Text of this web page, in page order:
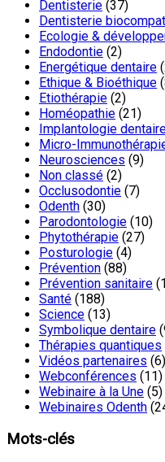
Dentisterie (37)
Dentisterie
Ecologie &
Endodontie (2)
Energétique dentaire
Ethique & Bioéthique
Etiothérapie (2)
Homéopathie (21)
Implantologie
Micro-
Neurosciences (9)
Non classé (2)
Occlusodontie (7)
Odenth (30)
Parodontologie (10)
Phytothérapie (27)
Posturologie (4)
Prévention (88)
Prévention sanitaire
Santé (188)
Science (13)
Symbolique dentaire
Thérapies quantiques
Vidéos partenaires (6)
Webconférences (11)
Webinaire à la Une (5)
Webinaires Odenth
Mots-clés